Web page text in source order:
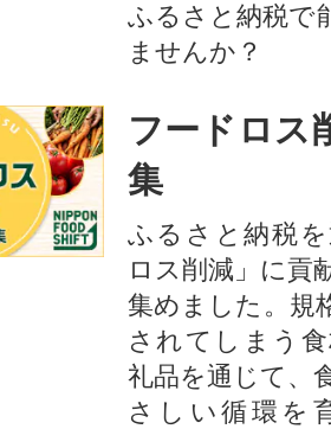
ふるさと納税で
ませんか？
フードロス
集
ふるさと納税
ロス削減」に貢
集めました。規
されてしまう
礼品を通じて、
さしい循環を